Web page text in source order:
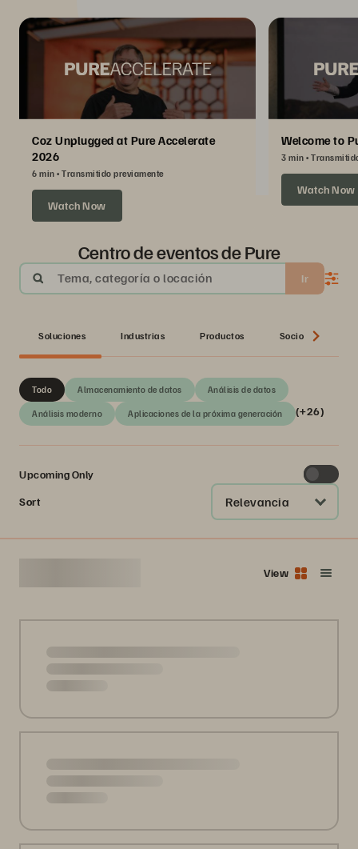
Coz Unplugged at Pure Accelerate
2026
6 min Transmitido previamente
Watch Now
Welcome to
3 min
Watch Now
Centro de eventos de Pure
Tema, categoría o locación Ir
Soluciones Industrias Productos Socio
Todo Almacenamiento de datos Análisis de datos
Análisis moderno Aplicaciones de la próxima generación (+26)
Upcoming Only
Sort Relevancia
View